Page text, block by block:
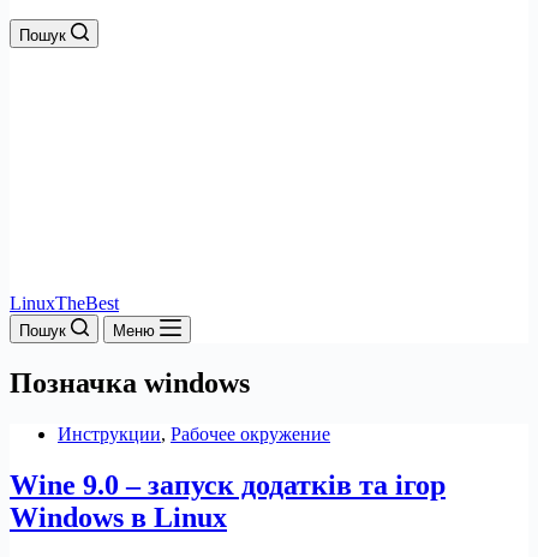
Пошук
LinuxTheBest
Пошук Меню
Позначка windows
Инструкции, Рабочее окружение
Wine 9.0 – запуск додатків та ігор
Windows в Linux